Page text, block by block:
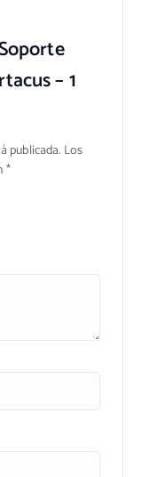
– 1
publicada. Los
*